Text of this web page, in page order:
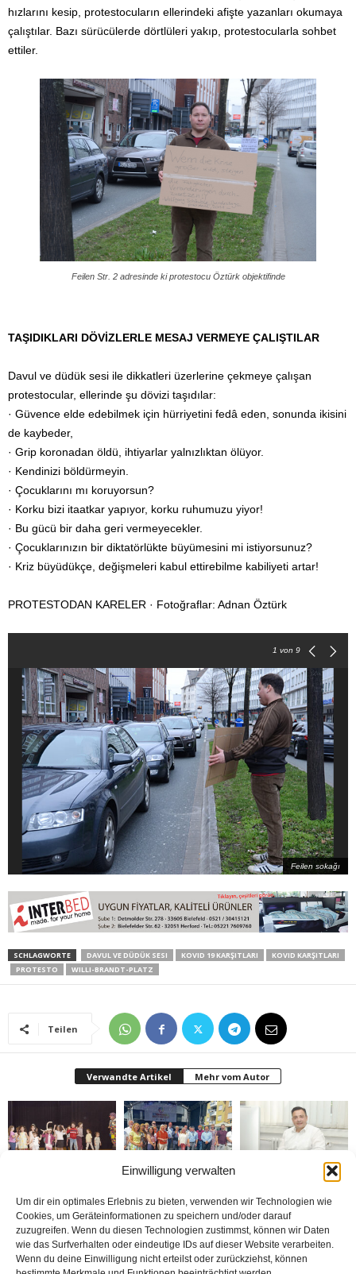
Einwilligung verwalten
Um dir ein optimales Erlebnis zu bieten, verwenden wir Technologien wie
Cookies, um Geräteinformationen zu speichern und/oder darauf
zuzugreifen. Wenn du diesen Technologien zustimmst, können wir Daten
wie das Surfverhalten oder eindeutige IDs auf dieser Website verarbeiten.
Wenn du deine Einwilligung nicht erteilst oder zurückziehst, können
hızlarını kesip, protestocuların ellerindeki afişte yazanları okumaya
çalıştılar. Bazı sürücülerde dörtlüleri yakıp, protestocularla sohbet
ettiler.
Feilen Str. 2 adresinde ki protestocu Öztürk objektifinde
TAŞIDIKLARI DÖVİZLERLE MESAJ VERMEYE ÇALIŞTILAR
Davul ve düdük sesi ile dikkatleri üzerlerine çekmeye çalışan
protestocular, ellerinde şu dövizi taşıdılar:
· Güvence elde edebilmek için hürriyetini fedâ eden, sonunda ikisini
de kaybeder,
· Grip koronadan öldü, ihtiyarlar yalnızlıktan ölüyor.
· Kendinizi böldürmeyin.
· Çocuklarını mı koruyorsun?
· Korku bizi itaatkar yapıyor, korku ruhumuzu yiyor!
· Bu gücü bir daha geri vermeyecekler.
· Çocuklarınızın bir diktatörlükte büyümesini mi istiyorsunuz?
· Kriz büyüdükçe, değişmeleri kabul ettirebilme kabiliyeti artar!
PROTESTODAN KARELER · Fotoğraflar: Adnan Öztürk
1 von 9
Feilen sokağı
SCHLAGWORTE DAVUL VE DÜDÜK SESI KOVID 19 KARŞITLARI
KOVID KARŞITLARI
PROTESTO
WILLI-BRANDT-PLATZ
Teilen
Verwandte Artikel Mehr vom Autor
Festivali yapıldı
Yabancılar Haftası
donduruldu